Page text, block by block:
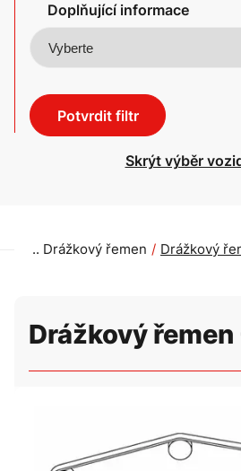
Doplňující informace
Potvrdit filtr
Skrýt výběr
Drážkový řemen Drážkový
Drážkový řemen